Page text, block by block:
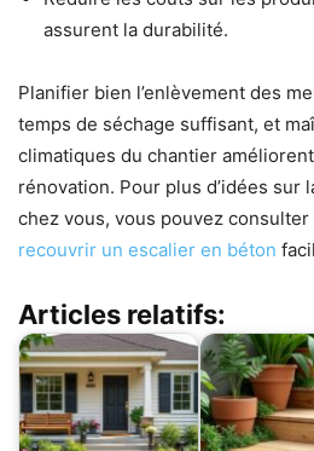
assurent la durabilité.
Planifier bien l’enlèvement des
temps de séchage suffisant, et
climatiques du chantier
rénovation. Pour plus d’idées sur
chez vous, vous pouvez
recouvrir un escalier en béton
Articles relatifs: